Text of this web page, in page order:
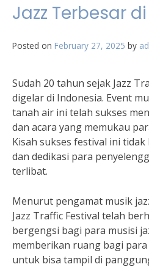
Jazz Terbesar
Posted on February 27, 2025 by
Sudah 20 tahun sejak Jazz
digelar di Indonesia. Event
tanah air ini telah sukses
dan acara yang memukau
Kisah sukses festival ini
dan dedikasi para
terlibat.
Menurut pengamat musik
Jazz Traffic Festival telah
bergengsi bagi para musisi
memberikan ruang bagi
untuk bisa tampil di